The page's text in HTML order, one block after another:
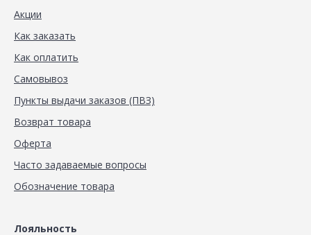
Акции
Как заказать
Как оплатить
Самовывоз
Пункты выдачи заказов (ПВЗ)
Возврат товара
Оферта
Часто задаваемые вопросы
Обозначение товара
Лояльность